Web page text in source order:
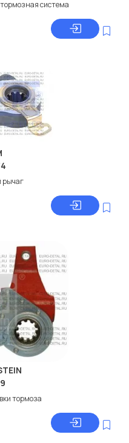
система
рычаг
тормоза